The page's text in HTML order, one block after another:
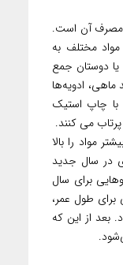
مصرف آن است.
مختلف به
یا دوستان جمع
ادویه‌ها
چاپ استیک
می کنند.
مواد را بالا
در سال جدید
برای سال
برای طول عمر،
بعد از این که